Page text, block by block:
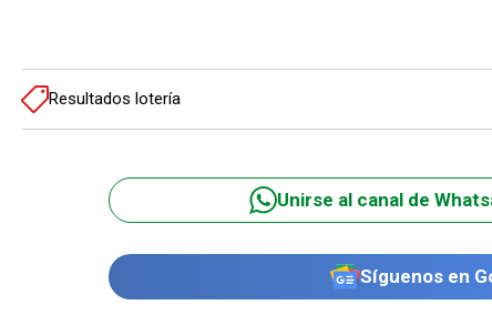
Resultados lotería
Unirse al canal de
Síguenos en